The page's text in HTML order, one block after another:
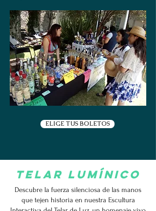
ELIGE TUS BOLETOS
TELAR LUMÍNICO
Descubre la fuerza silenciosa de las manos
que tejen historia en nuestra Escultura